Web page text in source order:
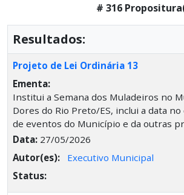
# 316
Resultados:
Projeto de Lei Ordinária 13
Ementa:
Institui a Semana dos Muladeiros no
Dores do Rio Preto/ES, inclui a data
de eventos do Município e da outras
Data: 27/05/2026
Autor(es):
Executivo Municipal
Status: